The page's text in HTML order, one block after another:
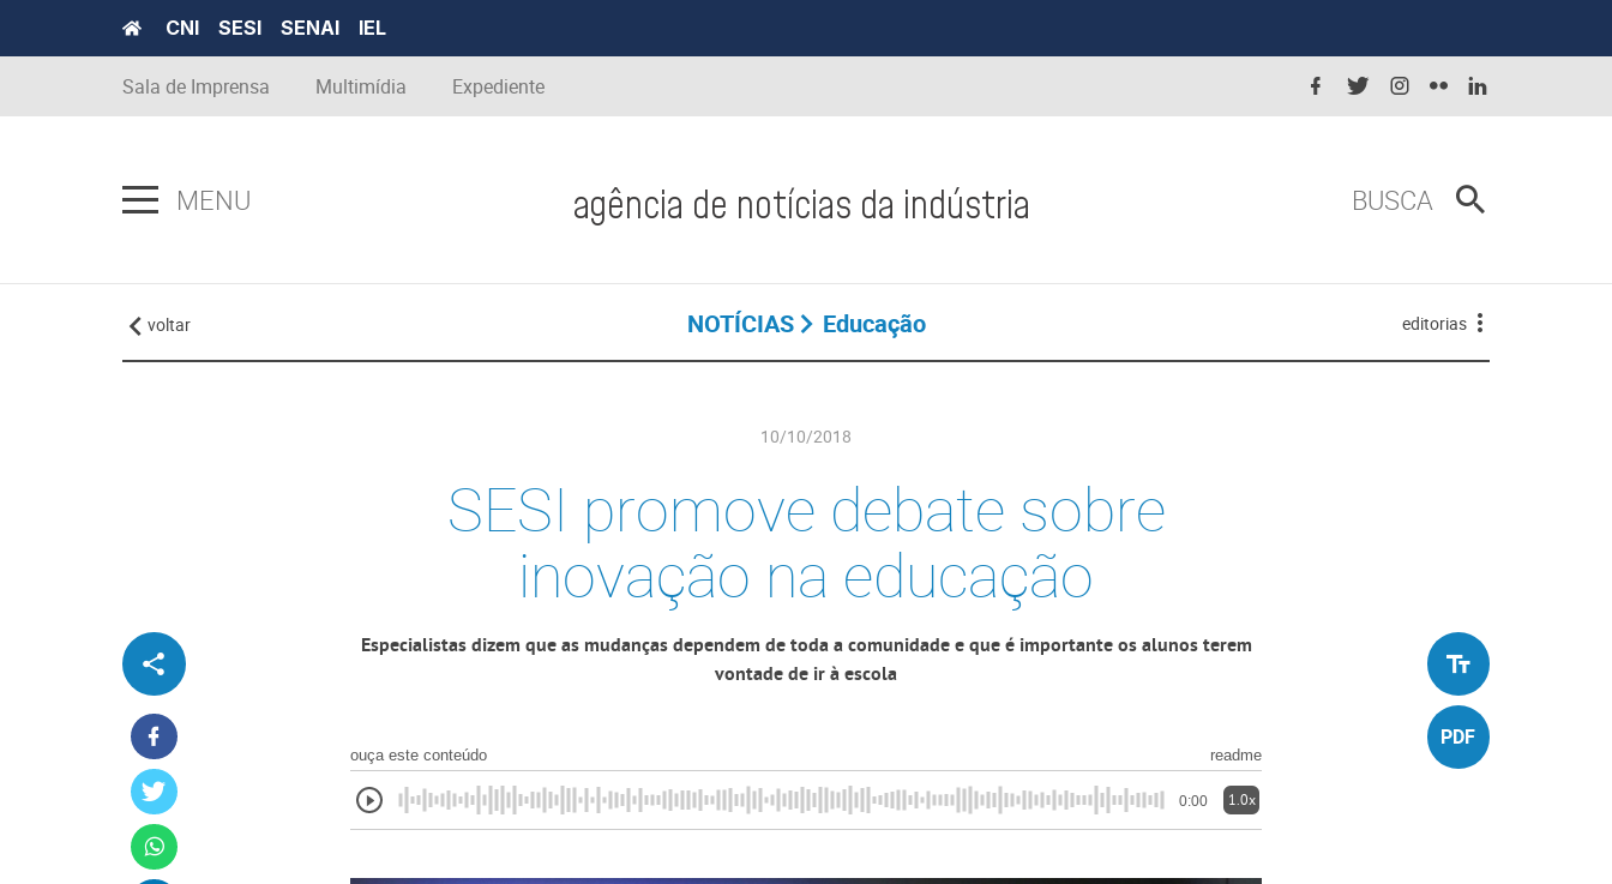
CNI SESI SENAI IEL
Sala de Imprensa Multimídia Expediente
MENU agência de notícias da indústria BUSCA
voltar NOTÍCIAS Educação editorias
10/10/2018
SESI promove debate sobre
inovação na educação
Especialistas dizem que as mudanças dependem de toda a comunidade e que é importante os alunos terem
vontade de ir à escola
ouça este conteúdo readme
0:00 1.0x